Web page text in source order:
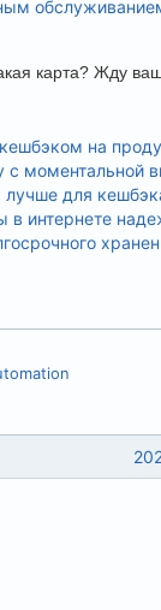
карта? Жду
на
с моментальной
лучше для
в интернете